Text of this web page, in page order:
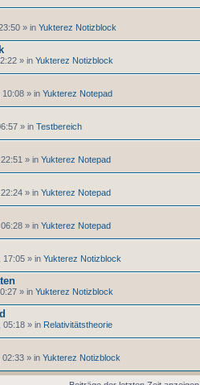
» in Yukterez Notizblock
» in Yukterez Notizblock
10:08 » in Yukterez Notepad
» in Testbereich
» in Yukterez Notepad
» in Yukterez Notepad
» in Yukterez Notepad
17:05 » in Yukterez Notizblock
» in Yukterez Notizblock
05:18 » in Relativitätstheorie
02:33 » in Yukterez Notizblock